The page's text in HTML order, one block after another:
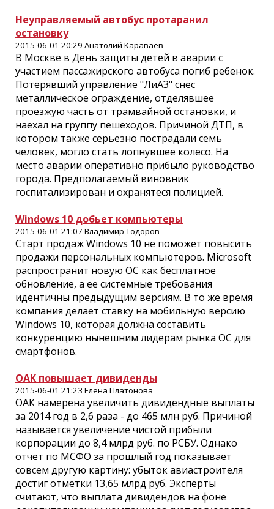
Неуправляемый автобус протаранил
остановку
2015-06-01 20:29 Анатолий Караваев
В Москве в День защиты детей в аварии с
участием пассажирского автобуса погиб ребенок.
Потерявший управление "ЛиАЗ" снес
металлическое ограждение, отделявшее
проезжую часть от трамвайной остановки, и
наехал на группу пешеходов. Причиной ДТП, в
котором также серьезно пострадали семь
человек, могло стать лопнувшее колесо. На
место аварии оперативно прибыло руководство
города. Предполагаемый виновник
госпитализирован и охранятеся полицией.
Windows 10 добьет компьютеры
2015-06-01 21:07 Владимир Тодоров
Старт продаж Windows 10 не поможет повысить
продажи персональных компьютеров. Microsoft
распространит новую ОС как бесплатное
обновление, а ее системные требования
идентичны предыдущим версиям. В то же время
компания делает ставку на мобильную версию
Windows 10, которая должна составить
конкуренцию нынешним лидерам рынка ОС для
смартфонов.
ОАК повышает дивиденды
2015-06-01 21:23 Елена Платонова
ОАК намерена увеличить дивидендные выплаты
за 2014 год в 2,6 раза - до 465 млн руб. Причиной
называется увеличение чистой прибыли
корпорации до 8,4 млрд руб. по РСБУ. Однако
отчет по МСФО за прошлый год показывает
совсем другую картину: убыток авиастроителя
достиг отметки 13,65 млрд руб. Эксперты
считают, что выплата дивидендов на фоне